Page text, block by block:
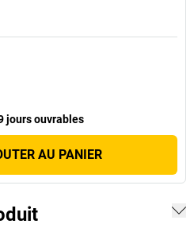
jours ouvrables
AU PANIER